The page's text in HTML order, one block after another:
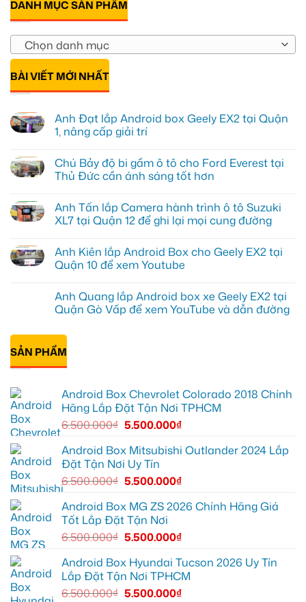
DANH MỤC SẢN PHẨM
Chọn danh mục
BÀI VIẾT MỚI NHẤT
Anh Đạt lắp Android box Geely EX2 tại Quận
1, nâng cấp giải trí
bình
luận
ở
lắp
Android
box
tại
Quận
1,
giải
trí
Chú Bảy độ bi gầm ô tô cho Ford Everest tại
Thủ Đức cần ánh sáng tốt hơn
bình
luận
ở
độ
bi
gầm
cho
Ford
Everest
Đức
cần
ánh
sáng
Anh Tấn lắp Camera hành trình ô tô Suzuki
XL7 tại Quận 12 để ghi lại mọi cung đường
bình
luận
ở
lắp
Camera
hành
Suzuki
XL7
tại
ghi
mọi
cung
đường
Anh Kiên lắp Android Box cho Geely EX2 tại
Quận 10 để xem Youtube
bình
luận
ở
Android
Box
cho
tại
Quận
xem
Youtube
Anh Quang lắp Android box xe Geely EX2 tại
Quận Gò Vấp để xem YouTube và dẫn đường
có
luận
ở
Anh
Android
box
Geely
EX2
tại
Quận
Gò
Vấp
xem
YouTube
dẫn
đường
SẢN PHẨM
Android Box Chevrolet Colorado 2018 Chính
Hãng Lắp Đặt Tận Nơi TPHCM
6.500.000₫ 5.500.000₫
Android Box Mitsubishi Outlander 2024 Lắp
Đặt Tận Nơi Uy Tín
6.500.000₫ 5.500.000₫
Android Box MG ZS 2026 Chính Hãng Giá
Tốt Lắp Đặt Tận Nơi
6.500.000₫ 5.500.000₫
Android Box Hyundai Tucson 2026 Uy Tín
Lắp Đặt Tận Nơi TPHCM
6.500.000₫ 5.500.000₫